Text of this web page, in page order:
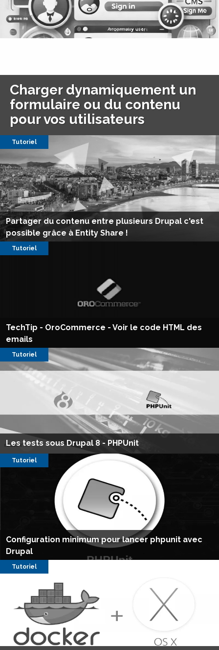
Charger dynamiquement un
formulaire ou du contenu
pour vos utilisateurs
Tutoriel
Partager du contenu entre plusieurs Drupal c'est
possible grâce à Entity Share !
Tutoriel
TechTip - OroCommerce - Voir le code HTML des
emails
Tutoriel
Les tests sous Drupal 8 - PHPUnit
Tutoriel
Configuration minimum pour lancer phpunit avec
Drupal
Tutoriel